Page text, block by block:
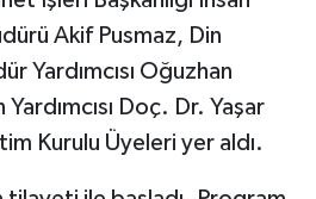
Akif Pusmaz, Din
Yardımcısı Oğuzhan
Doç. Dr. Yaşar
Kurulu Üyeleri yer aldı.